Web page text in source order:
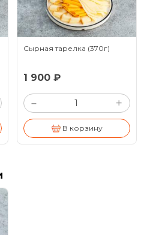
Сырная тарелка (370г)
1 900 ₽
– +
В корзину